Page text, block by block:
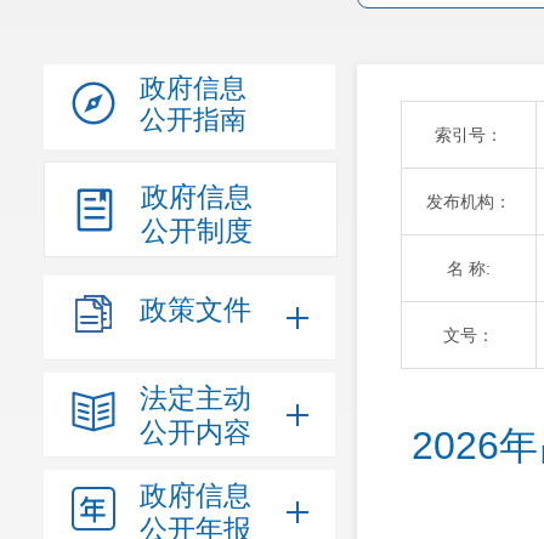
政府信息
公开指南
政府信息
公开制度
政策文件
法定主动
公开内容
政府信息
公开年报
索引号：
发布机构：
名 称:
文号：
2026